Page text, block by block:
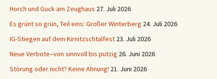
Horch und Guck am Zeughaus 27. Juli 2026
Es grünt so grün, Teil eins: Großer Winterberg 24. Juli 2026
IG-Stiegen auf dem Kirnitzschtalfest 23. Juli 2026
Neue Verbote–von sinnvoll bis putzig 26. Juni 2026
Störung oder nicht? Keine Ahnung! 21. Juni 2026